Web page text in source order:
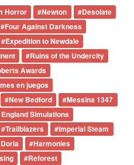
Horror #Newton #Desolate
#Four Against Darkness
#Expedition to Newdale
#Ruins of the Undercity
Awards
en juegos
#New Bedford #Messina 1347
Simulations
#Trailblazers #Imperial Steam
#Harmonies
#Reforest